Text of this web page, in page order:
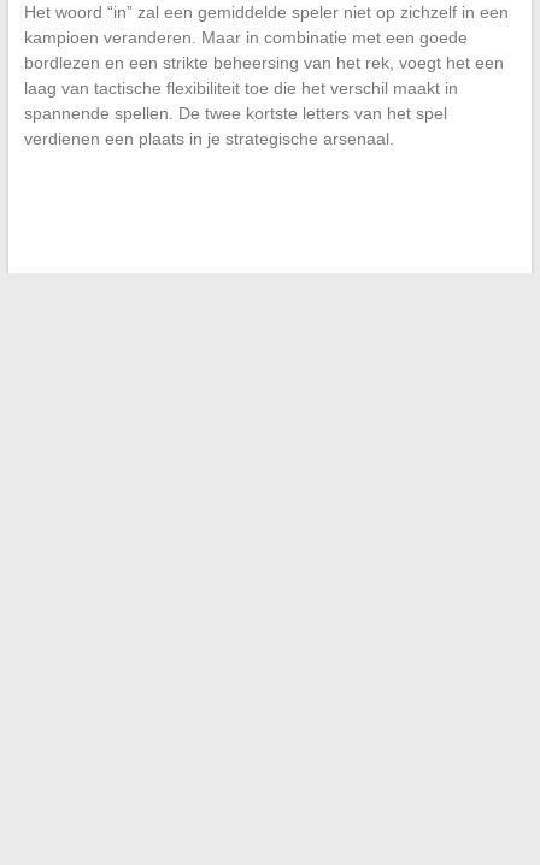
Het woord “in” zal een gemiddelde speler niet op zichzelf in een
kampioen veranderen. Maar in combinatie met een goede
bordlezen en een strikte beheersing van het rek, voegt het een
laag van tactische flexibiliteit toe die het verschil maakt in
spannende spellen. De twee kortste letters van het spel
verdienen een plaats in je strategische arsenaal.